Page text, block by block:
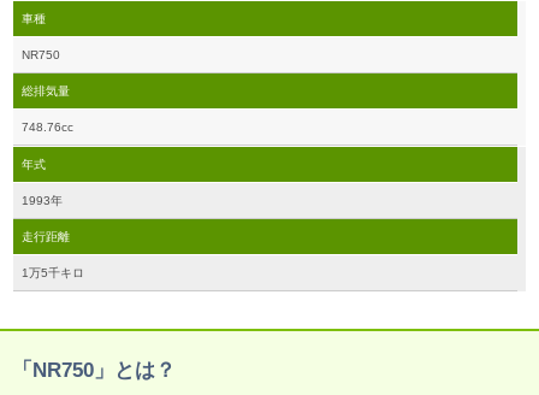
車種
NR750
総排気量
748.76cc
年式
1993年
走行距離
1万5千キロ
「NR750」とは？